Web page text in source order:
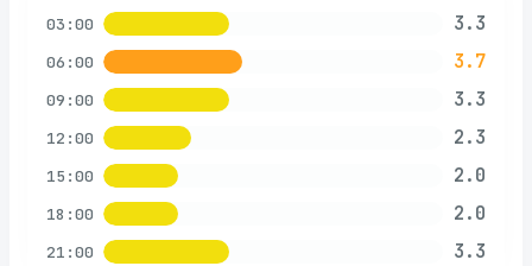
03:00 3.3
06:00 3.7
09:00 3.3
12:00 2.3
15:00 2.0
18:00 2.0
21:00 3.3